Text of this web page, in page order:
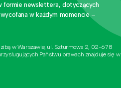
formie newslettera, dotyczących
w każdym momencie –
w Warszawie, ul. Szturmowa 2, 02-678
Państwu prawach znajduje się w